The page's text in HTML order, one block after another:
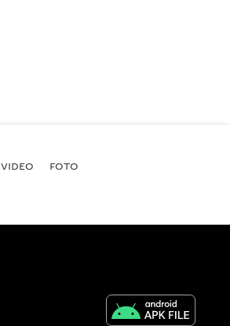
VIDEO FOTO